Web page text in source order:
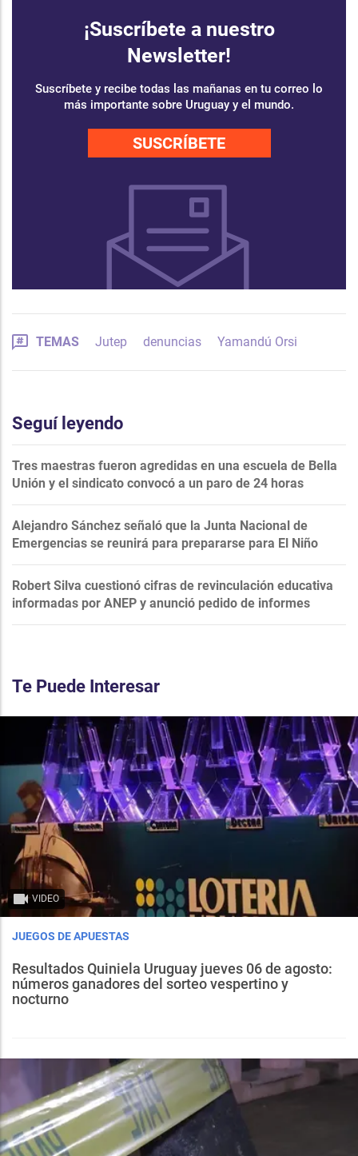
¡Suscríbete a nuestro
Newsletter!
Suscríbete y recibe todas las mañanas en tu correo lo
más importante sobre Uruguay y el mundo.
SUSCRÍBETE
TEMAS Jutep denuncias Yamandú Orsi
Seguí leyendo
Tres maestras fueron agredidas en una escuela de Bella
Unión y el sindicato convocó a un paro de 24 horas
Alejandro Sánchez señaló que la Junta Nacional de
Emergencias se reunirá para prepararse para El Niño
Robert Silva cuestionó cifras de revinculación educativa
informadas por ANEP y anunció pedido de informes
Te Puede Interesar
VIDEO
JUEGOS DE APUESTAS
Resultados Quiniela Uruguay jueves 06 de agosto:
números ganadores del sorteo vespertino y
nocturno